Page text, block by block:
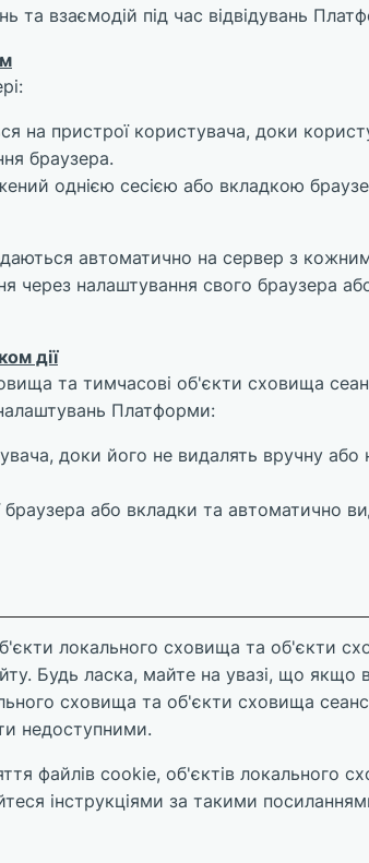
та взаємодій під час відвідувань
на пристрої користувача, доки
браузера.
однією сесією або вкладкою
автоматично на сервер з
через налаштування свого браузера
дії
та тимчасові об'єкти сховища
Платформи:
доки його не видалять вручну або
браузера або вкладки та автоматично
локального сховища та об'єкти
Будь ласка, майте на увазі, що якщо
сховища та об'єкти сховища
недоступними.
файлів cookie, об'єктів локального
інструкціями за такими